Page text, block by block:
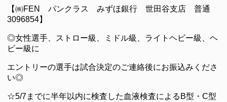
【㈱FEN パンクラス みずほ銀行 世田谷支店 普通
3096854】
◎女性選手、ストロー級、ミドル級、ライトヘビー級、ヘ
ビー級に
エントリーの選手は試合決定のご連絡後にお振込みくださ
い◎
☆5/7までに半年以内に検査した血液検査によるB型・C型